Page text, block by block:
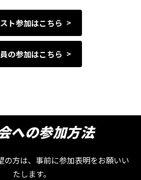
ト参加はこちら
の参加はこちら
への参加方法
の方は、事前に参加表明をお願いい
たします。